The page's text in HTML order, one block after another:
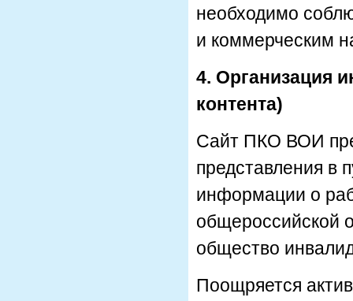
необходимо
и коммерческим
4. Организация
контента)
Сайт ПКО ВОИ
представления в
информации о
общероссийской
общество
Поощряется